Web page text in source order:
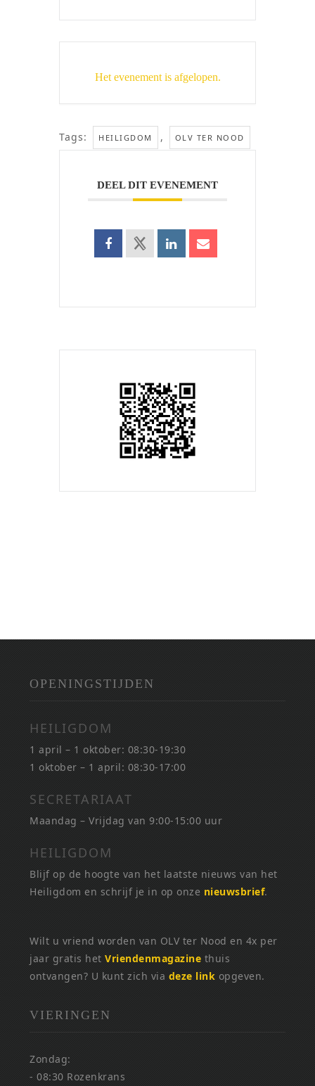
Het evenement is afgelopen.
Tags: HEILIGDOM , OLV TER NOOD
DEEL DIT EVENEMENT
OPENINGSTIJDEN
HEILIGDOM
1 april – 1 oktober: 08:30-19:30
1 oktober – 1 april: 08:30-17:00
SECRETARIAAT
Maandag – Vrijdag van 9:00-15:00 uur
HEILIGDOM
Blijf op de hoogte van het laatste nieuws van het
Heiligdom en schrijf je in op onze nieuwsbrief.
Wilt u vriend worden van OLV ter Nood en 4x per
jaar gratis hetVriendenmagazine thuis
ontvangen? U kunt zich via deze link opgeven.
VIERINGEN
Zondag:
- 08:30 Rozenkrans